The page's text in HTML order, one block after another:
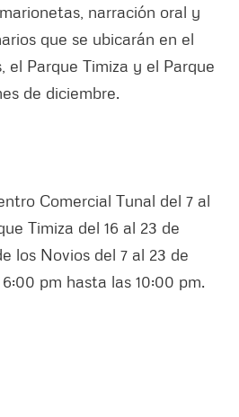
narración oral y
que se ubicarán en el
el Parque Timiza y el Parque
de diciembre.
Comercial Tunal del 7 al
Timiza del 16 al 23 de
los Novios del 7 al 23 de
pm hasta las 10:00 pm.